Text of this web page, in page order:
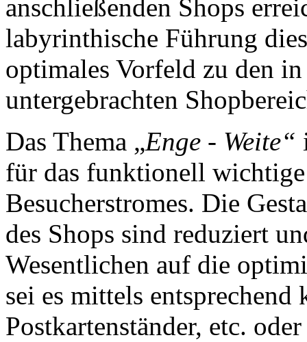
anschließenden Shops
labyrinthische Führung
optimales Vorfeld zu den
untergebrachten
Das Thema „Enge - Weite“
für das funktionell wichtige
Besucherstromes. Die
des Shops sind reduziert
Wesentlichen auf die
sei es mittels
Postkartenständer, etc.